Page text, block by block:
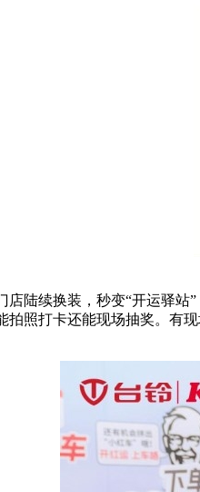
店陆续换装，秒变“开运驿站
拍照打卡还能现场抽奖。有